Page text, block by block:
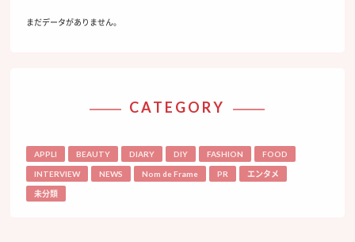
まだデータがありません。
CATEGORY
APPLI BEAUTY DIARY DIY FASHION FOOD
INTERVIEW NEWS Nom de Frame PR エンタメ
未分類